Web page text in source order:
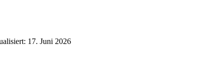
17. Juni 2026